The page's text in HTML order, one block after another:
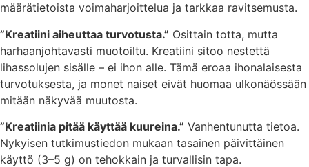
määrätietoista voimaharjoittelua ja tarkkaa ravitsemusta.
”Kreatiini aiheuttaa turvotusta.” Osittain totta, mutta
harhaanjohtavasti muotoiltu. Kreatiini sitoo nestettä
lihassolujen sisälle – ei ihon alle. Tämä eroaa ihonalaisesta
turvotuksesta, ja monet naiset eivät huomaa ulkonäössään
mitään näkyvää muutosta.
”Kreatiinia pitää käyttää kuureina.” Vanhentunutta tietoa.
Nykyisen tutkimustiedon mukaan tasainen päivittäinen
käyttö (3–5 g) on tehokkain ja turvallisin tapa.